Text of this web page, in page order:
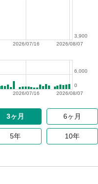
2026/08/07
2026/07/16
3,900
2026/08/07
2026/07/16
0
6,000
3ヶ月 6ヶ月
5年 10年